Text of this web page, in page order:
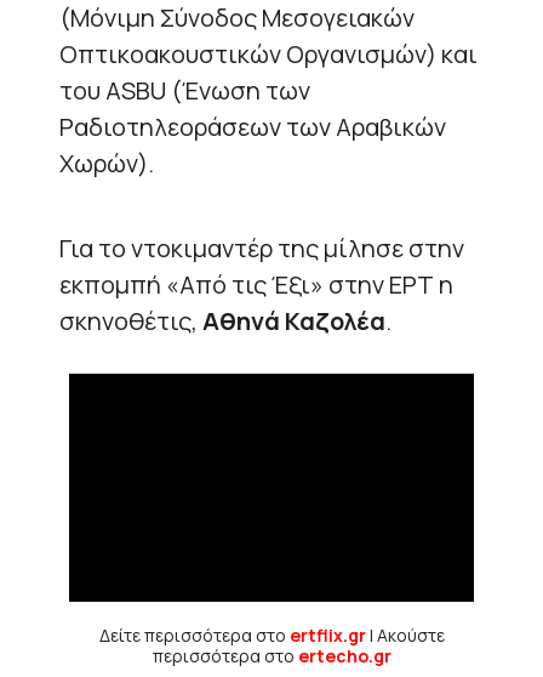
(Μόνιμη Σύνοδος Μεσογειακών
Οπτικοακουστικών Οργανισμών) και
του ASBU (Ένωση των
Ραδιοτηλεοράσεων των Αραβικών
Χωρών).
Για το ντοκιμαντέρ της μίλησε στην
εκπομπή «Από τις Έξι» στην ΕΡΤ η
σκηνοθέτις, Αθηνά Καζολέα.
Δείτε περισσότερα στο ertflix.gr| Ακούστε
περισσότερα στο ertecho.gr